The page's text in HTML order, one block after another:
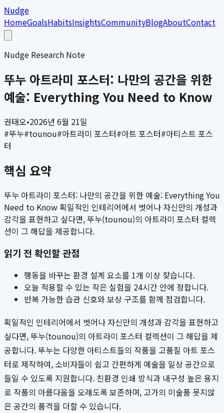
Nudge
HomeGoalsHabitsInsightsCommunityBlogAboutContact
Nudge Research Note
뚜누 아트라미 포스터: 나만의 공간을 위한
예술: Everything You Need to Know
권태오•2026년 6월 21일
#뚜누#tounou#아트라미 포스터#아트 포스터#아티스트 포스
터
핵심 요약
뚜누 아트라미 포스터: 나만의 공간을 위한 예술: Everything You
Need to Know 획일적인 인테리어에서 벗어나 자신만의 개성과
감각을 표현하고 싶다면, 뚜누(tounou)의 아트라미 포스터 컬렉
션이 그 해답을 제공합니다.
읽기 전 확인할 관점
행동을 바꾸는 환경 설계 요소를 1개 이상 찾습니다.
오늘 적용할 수 있는 작은 실험을 24시간 안에 정합니다.
반복 가능한 습관 신호와 보상 구조를 함께 점검합니다.
획일적인 인테리어에서 벗어나 자신만의 개성과 감각을 표현하고
싶다면, 뚜누(tounou)의 아트라미 포스터 컬렉션이 그 해답을 제
공합니다. 뚜누는 다양한 아티스트들의 작품을 고품질 아트 포스
터로 제작하여, 소비자들이 쉽고 간편하게 예술을 일상 공간으로
들일 수 있도록 지원합니다. 친환경 인쇄 방식과 내구성 높은 용지
로 작품의 아름다움을 오래도록 보존하며, 고가의 미술품 못지않
은 공간의 품격을 더할 수 있습니다.